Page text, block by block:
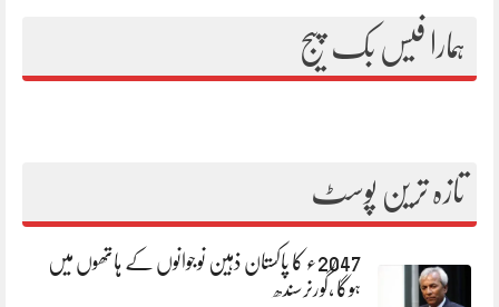
ہمارا فیس بک پیج
تازہ ترین پوسٹ
2047ء کا پاکستان ذہین نوجوانوں کے ہاتھوں میں
ہوگا ،گورنرسندھ